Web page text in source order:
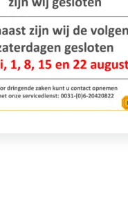
HSD-FZ
FZ is gemaakt om